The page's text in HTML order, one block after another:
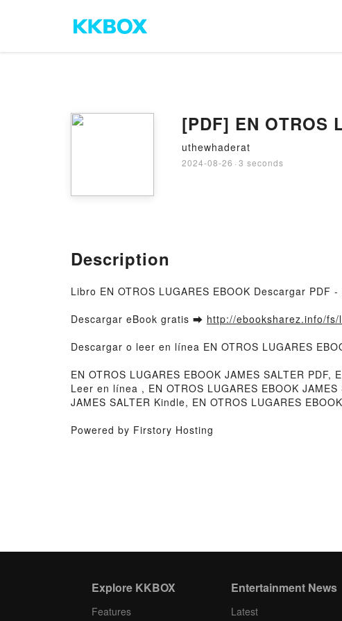
uthewhaderat
2024-08-26 · 3 seconds
Description
Libro EN OTROS LUGARES EBOOK Descargar PDF -
Descargar eBook gratis ➡ http://ebooksharez.info/
Descargar o leer en línea EN OTROS LUGARES
EN OTROS LUGARES EBOOK JAMES SALTER PDF,
Leer en línea , EN OTROS LUGARES EBOOK
JAMES SALTER Kindle, EN OTROS LUGARES
Powered by Firstory Hosting
Explore KKBOX
Features
Entertainment News
Latest